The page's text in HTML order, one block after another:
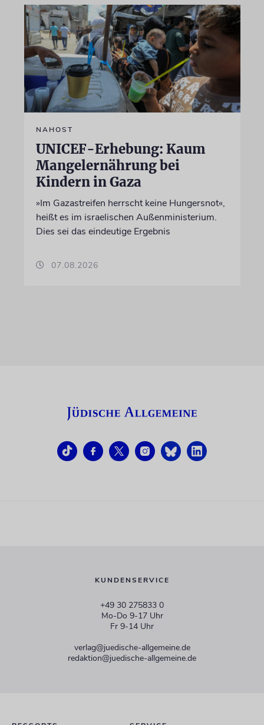
NAHOST
UNICEF-Erhebung: Kaum
Mangelernährung bei
Kindern in Gaza
»Im Gazastreifen herrscht keine Hungersnot«,
heißt es im israelischen Außenministerium.
Dies sei das eindeutige Ergebnis
07.08.2026
KUNDENSERVICE
+49 30 275833 0
Mo-Do 9-17 Uhr
Fr 9-14 Uhr
verlag@juedische-allgemeine.de
redaktion@juedische-allgemeine.de